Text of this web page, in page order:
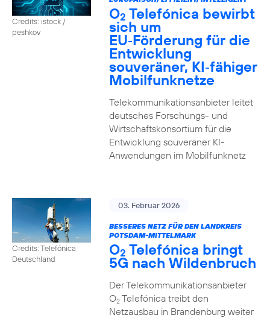
Credits: istock /
peshkov
O2 Telefónica bewirbt
sich um
EU‑Förderung für die
Entwicklung
souveräner, KI‑fähiger
Mobilfunknetze
Telekommunikationsanbieter leitet
deutsches Forschungs- und
Wirtschaftskonsortium für die
Entwicklung souveräner KI-
Anwendungen im Mobilfunknetz
Credits: Telefónica
Deutschland
03. Februar 2026
BESSERES NETZ FÜR DEN LANDKREIS
POTSDAM-MITTELMARK
O2 Telefónica bringt
5G nach Wildenbruch
Der Telekommunikationsanbieter
O2Telefónica treibt den
Netzausbau in Brandenburg weiter